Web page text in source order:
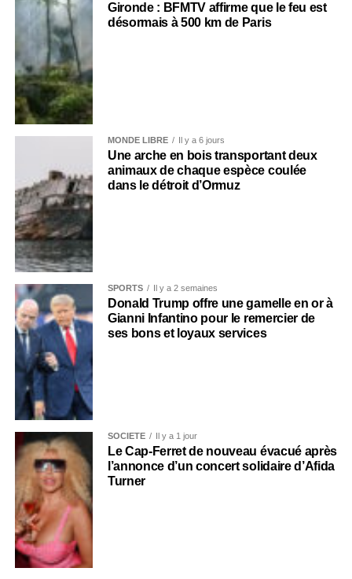
Gironde : BFMTV affirme que le feu est
désormais à 500 km de Paris
MONDE LIBRE Il y a 6 jours
Une arche en bois transportant deux
animaux de chaque espèce coulée
dans le détroit d’Ormuz
SPORTS Il y a 2 semaines
Donald Trump offre une gamelle en or à
Gianni Infantino pour le remercier de
ses bons et loyaux services
SOCIÉTÉ Il y a 1 jour
Le Cap-Ferret de nouveau évacué après
l’annonce d’un concert solidaire d’Afida
Turner